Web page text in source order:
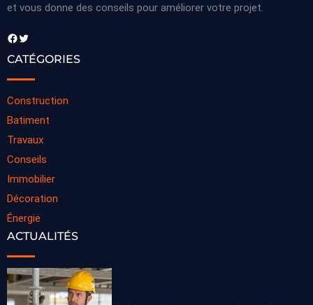
et vous donne des conseils pour améliorer votre projet.
Facebook Twitter
CATÉGORIES
Construction
Batiment
Travaux
Conseils
Immobilier
Décoration
Énergie
ACTUALITÉS